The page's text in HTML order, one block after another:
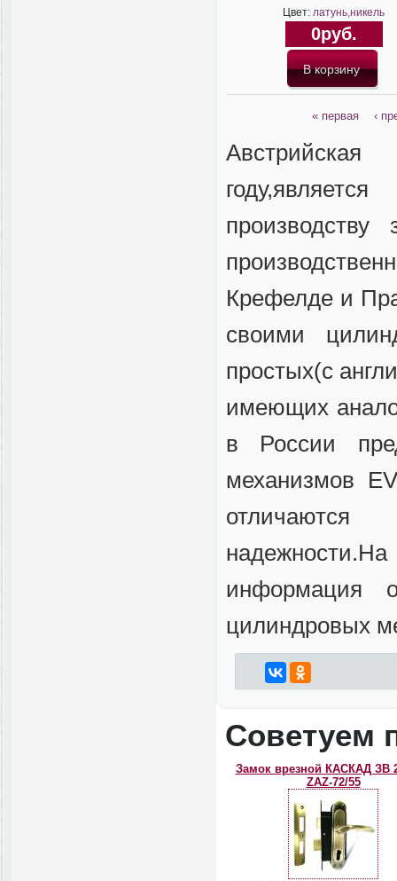
Цвет: латунь,никель
0руб.
« первая ‹
Крефелде и
своими
простых(с
имеющих
в России
механизмов
информация
цилиндровых
Советуем
Замок врезной КАСКАД ЗВ
ZAZ-72/55